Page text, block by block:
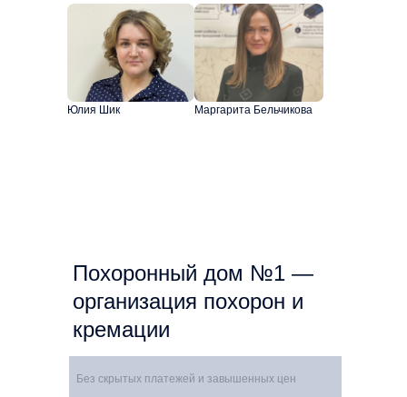
Юлия Шик Маргарита Бельчикова
Похоронный дом №1 —
организация похорон и
кремации
Без скрытых платежей и завышенных цен